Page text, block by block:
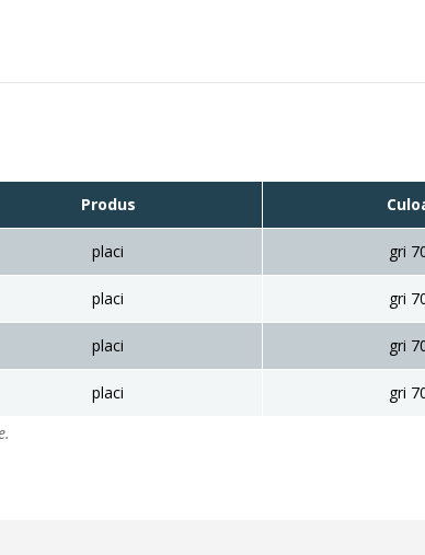
Produs
placi gri
placi gri
placi gri
placi gri